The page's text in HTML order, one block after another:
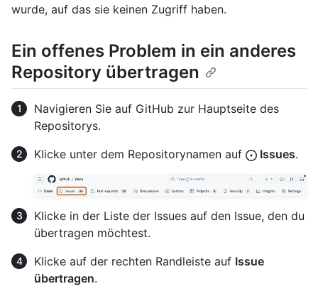
wurde, auf das sie keinen Zugriff haben.
Ein offenes Problem in ein anderes
Repository übertragen
Navigieren Sie auf GitHub zur Hauptseite des
Repositorys.
Klicke unter dem Repositorynamen auf
Issues.
Klicke in der Liste der Issues auf den Issue, den du
übertragen möchtest.
Klicke auf der rechten Randleiste auf Issue
übertragen.